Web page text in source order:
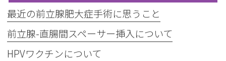
最近の前立腺肥大症手術に思うこと
前立腺-直腸間スペーサー挿入について
HPVワクチンについて